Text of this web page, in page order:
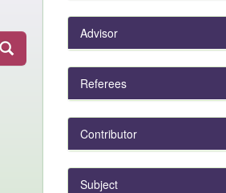
Advisor
Referees
Contributor
Subject